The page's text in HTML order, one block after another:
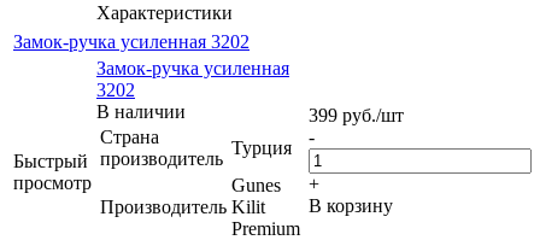
Характеристики
Замок-ручка усиленная 3202
Быстрый
просмотр
Замок-ручка усиленная
3202
В наличии
Страна
производитель
Турция
Производитель
Gunes
Kilit
Premium
399 руб./шт
-
+
В корзину